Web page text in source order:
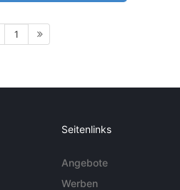
1
Seitenlinks
Angebote
Werben